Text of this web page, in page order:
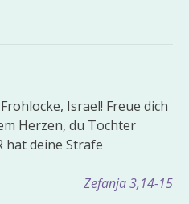
Israel! Freue dich
Herzen, du Tochter
hat deine Strafe
Zefanja 3,14-15